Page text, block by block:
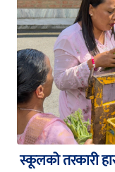
स्कूलको तरकारी